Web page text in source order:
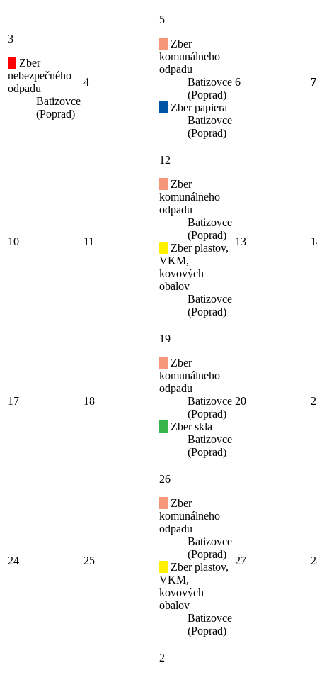
3
Zber
nebezpečného
odpadu
Batizovce
(Poprad)
4
5
Zber
komunálneho
odpadu
Batizovce
(Poprad)
Zber papiera
Batizovce
(Poprad)
6 7
10 11
12
Zber
komunálneho
odpadu
Batizovce
(Poprad)
Zber plastov,
VKM,
kovových
obalov
Batizovce
(Poprad)
13
17 18
19
Zber
komunálneho
odpadu
Batizovce
(Poprad)
Zber skla
Batizovce
(Poprad)
20
24 25
26
Zber
komunálneho
odpadu
Batizovce
(Poprad)
Zber plastov,
VKM,
kovových
obalov
Batizovce
(Poprad)
27
2